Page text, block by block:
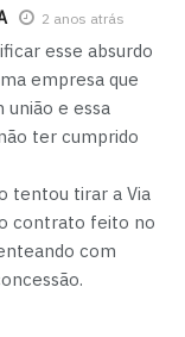
2 anos atrás
esse absurdo
empresa que
e essa
ter cumprido
tentou tirar a Via
contrato feito no
com